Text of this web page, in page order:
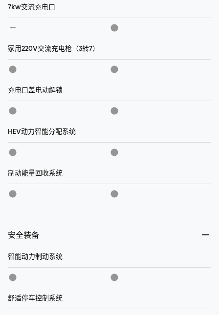
7kw交流充电口
家用220V交流充电枪（3转7）
充电口盖电动解锁
HEV动力智能分配系统
制动能量回收系统
安全装备
智能动力制动系统
舒适停车控制系统